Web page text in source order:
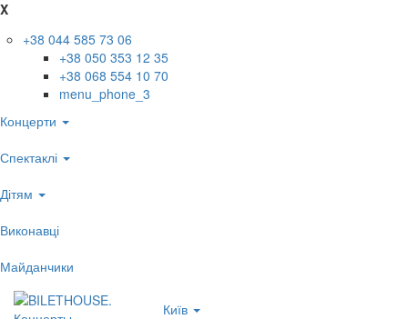
X
+38 044 585 73 06
+38 050 353 12 35
+38 068 554 10 70
menu_phone_3
Концерти
Спектаклі
Дітям
Виконавці
Майданчики
Київ